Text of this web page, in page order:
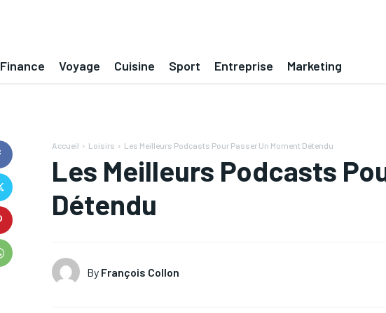
Finance Voyage Cuisine Sport Entreprise Marketing
Accueil Loisirs Les Meilleurs Podcasts Pour Passer Un Moment Détendu
Les Meilleurs Podcasts
Détendu
By François Collon